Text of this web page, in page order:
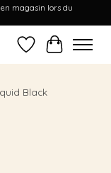
magasin lors du
Liste dePanier
Black